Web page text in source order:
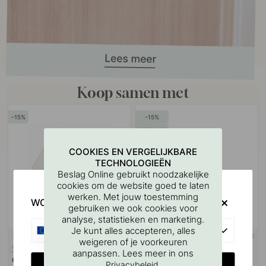
Koop samen met
15
3M
Oppervlaktereinigingsdoekje
15
POPULAR
122 3M-TAPE
Zeephouder/Zeepdispenser
Base - Mat Zwart
COOKIES EN VERGELIJKBARE
TECHNOLOGIEËN
Beslag Online gebruikt noodzakelijke
cookies om de website goed te laten
werken. Met jouw toestemming
gebruiken we ook cookies voor
analyse, statistieken en marketing.
Je kunt alles accepteren, alles
weigeren of je voorkeuren
aanpassen. Lees meer in ons
WOULD YOU RATHER VISIT?